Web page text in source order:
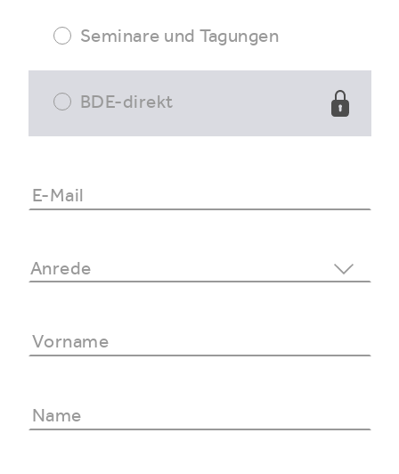
Seminare und Tagungen
BDE-direkt